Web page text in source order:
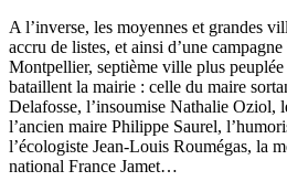
A l’inverse, les moyennes et grandes
accru de listes, et ainsi d’une
Montpellier, septième ville plus peuplée
bataillent la mairie : celle du maire
Delafosse, l’insoumise Nathalie Oziol,
l’ancien maire Philippe Saurel,
l’écologiste Jean-Louis Roumégas, la
national France Jamet…